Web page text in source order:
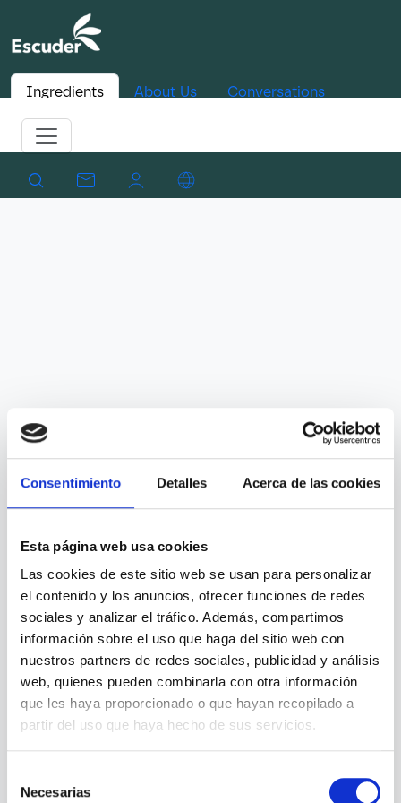
Consentimiento Detalles Acerca de las cookies
Esta página web usa cookies
Las cookies de este sitio web se usan para personalizar
el contenido y los anuncios, ofrecer funciones de redes
sociales y analizar el tráfico. Además, compartimos
información sobre el uso que haga del sitio web con
nuestros partners de redes sociales, publicidad y análisis
web, quienes pueden combinarla con otra información
que les haya proporcionado o que hayan recopilado a
partir del uso que haya hecho de sus servicios.
Necesarias
Ingredients About Us Conversations